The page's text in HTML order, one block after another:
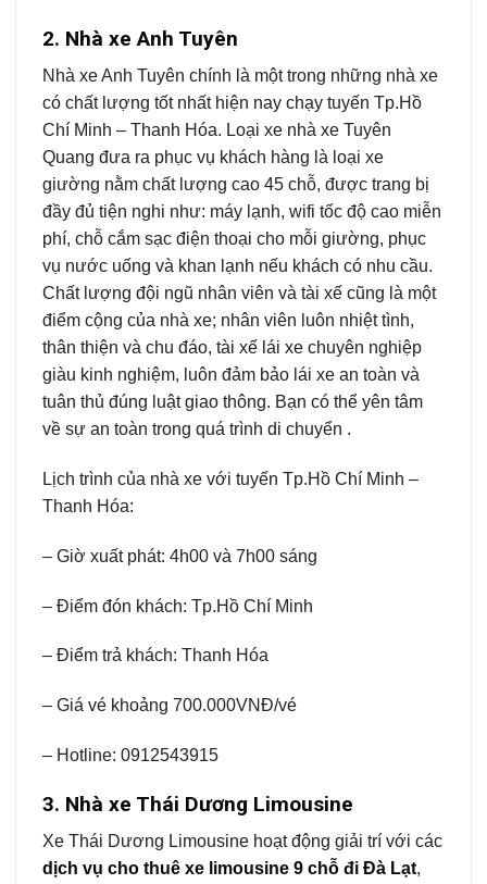
2. Nhà xe Anh Tuyên
Nhà xe Anh Tuyên chính là một trong những nhà xe
có chất lượng tốt nhất hiện nay chạy tuyến Tp.Hồ
Chí Minh – Thanh Hóa. Loại xe nhà xe Tuyên
Quang đưa ra phục vụ khách hàng là loại xe
giường nằm chất lượng cao 45 chỗ, được trang bị
đầy đủ tiện nghi như: máy lạnh, wifi tốc độ cao miễn
phí, chỗ cắm sạc điện thoại cho mỗi giường, phục
vụ nước uống và khan lạnh nếu khách có nhu cầu.
Chất lượng đội ngũ nhân viên và tài xế cũng là một
điểm cộng của nhà xe; nhân viên luôn nhiệt tình,
thân thiện và chu đáo, tài xế lái xe chuyên nghiệp
giàu kinh nghiệm, luôn đảm bảo lái xe an toàn và
tuân thủ đúng luật giao thông. Bạn có thể yên tâm
về sự an toàn trong quá trình di chuyển .
Lịch trình của nhà xe với tuyến Tp.Hồ Chí Minh –
Thanh Hóa:
– Giờ xuất phát: 4h00 và 7h00 sáng
– Điểm đón khách: Tp.Hồ Chí Minh
– Điểm trả khách: Thanh Hóa
– Giá vé khoảng 700.000VNĐ/vé
– Hotline: 0912543915
3. Nhà xe Thái Dương Limousine
Xe Thái Dương Limousine hoạt động giải trí với các
dịch vụ cho thuê xe limousine 9 chỗ đi Đà Lạt,